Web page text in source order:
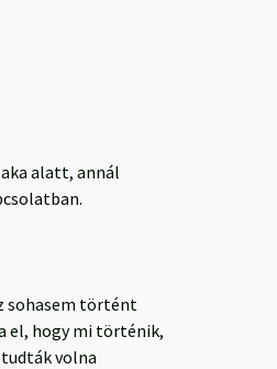
alatt, annál
sohasem történt
el, hogy mi történik,
volna